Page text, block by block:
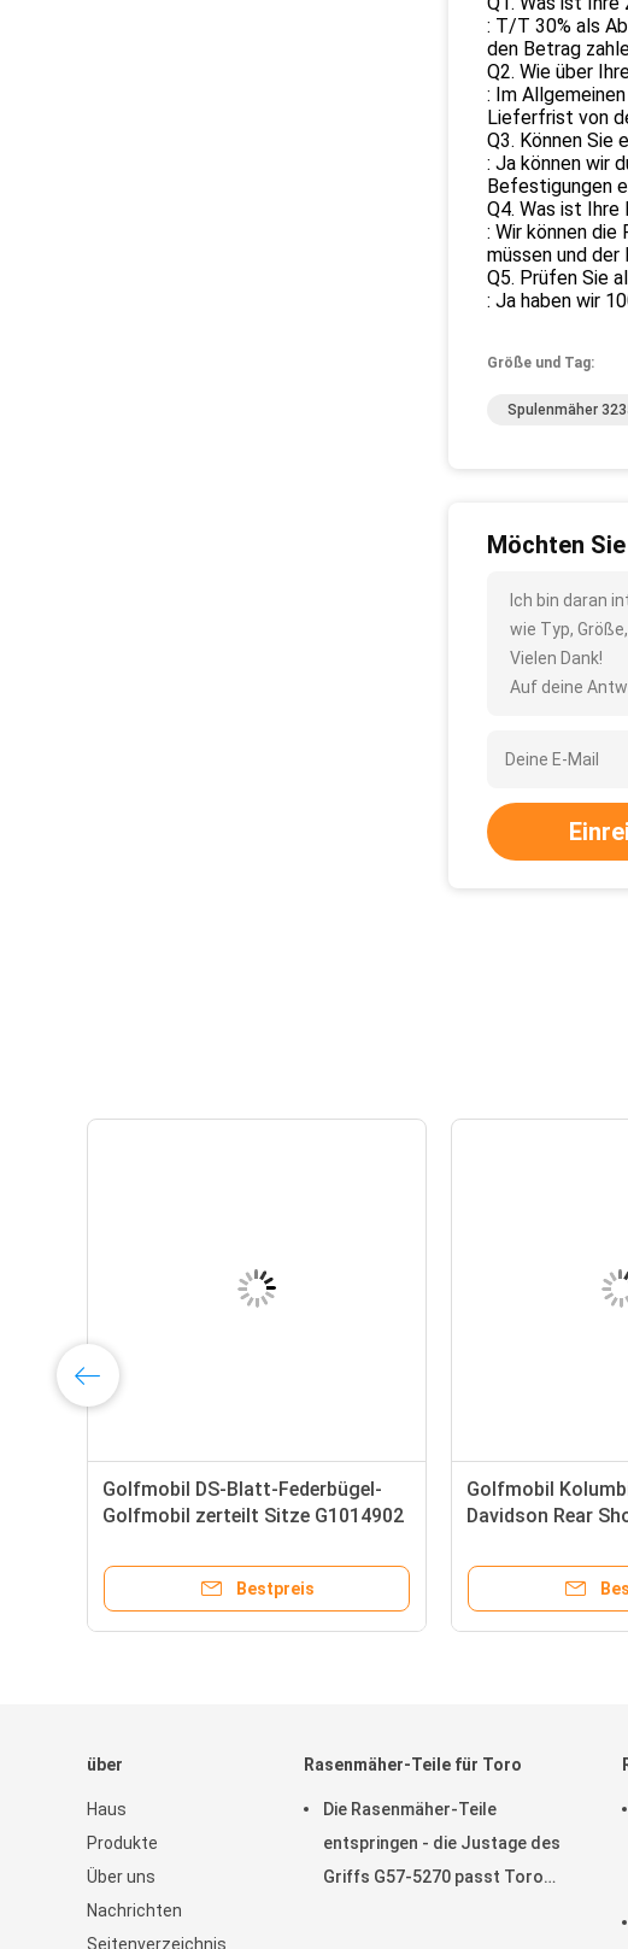
: T/T 30% als
den Betrag
Q2. Wie über
: Im
Lieferfrist von
Q3. Können Sie
: Ja können wir
Befestigungen
Q4. Was ist
: Wir können
müssen und
Q5. Prüfen Sie
: Ja haben wir
Größe und Tag:
Spulenmäher
Möchten
Ich bin daran
wie Typ,
Vielen Dank!
Auf deine
Golfmobil DS-Blatt-Federbügel-
Golfmobil zerteilt Sitze G1014902
1981-Up DS
Bestpreis
Golfmobil
Davidson Rear
über
Haus
Produkte
Über uns
Nachrichten
Seitenverzeichnis
Rasenmäher-Teile für Toro
Die Rasenmäher-Teile
entspringen - die Justage des
Griffs G57-5270 passt Toro